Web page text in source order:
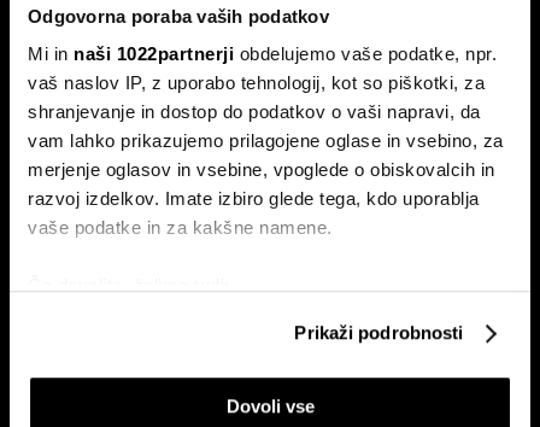
Odgovorna poraba vaših podatkov
Mi in naši 1022partnerji obdelujemo vaše podatke, npr.
vaš naslov IP, z uporabo tehnologij, kot so piškotki, za
shranjevanje in dostop do podatkov o vaši napravi, da
vam lahko prikazujemo prilagojene oglase in vsebino, za
merjenje oglasov in vsebine, vpoglede o obiskovalcih in
razvoj izdelkov. Imate izbiro glede tega, kdo uporablja
vaše podatke in za kakšne namene.
Identificirati napravo z aktivnim preverjanjem
lastnosti (odčitavanje prstnih odtisov)
Prikaži podrobnosti
Dovoli vse
Naročite se na e-
pismo
Finančni trgi